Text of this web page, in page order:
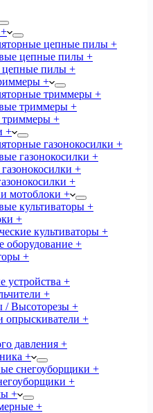
цепные пилы +
цепные пилы +
цепные пилы +
+
триммеры +
триммеры +
триммеры +
+
газонокосилки +
газонокосилки +
+
+
мотоблоки +
культиваторы +
+
культиваторы +
оборудование +
+
устройства +
+
Высоторезы +
опрыскиватели +
давления +
+
снегоуборщики +
+
+
+